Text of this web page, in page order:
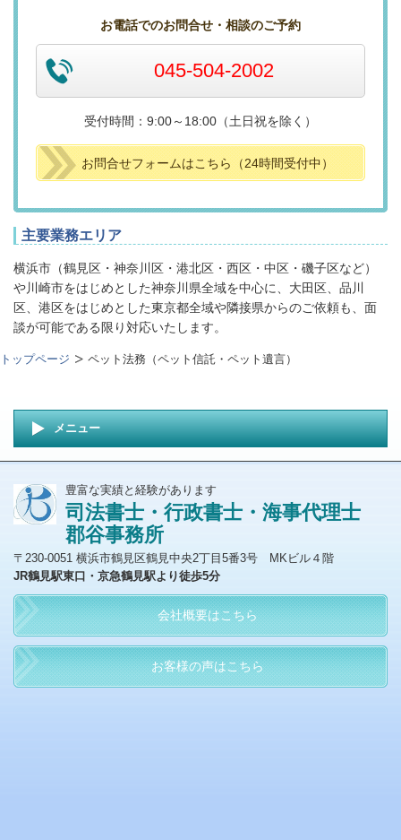
お電話でのお問合せ・相談のご予約
045-504-2002
受付時間：9:00～18:00（土日祝を除く）
お問合せフォームはこちら（24時間受付中）
主要業務エリア
横浜市（鶴見区・神奈川区・港北区・西区・中区・磯子区など）
や川崎市をはじめとした神奈川県全域を中心に、大田区、品川
区、港区をはじめとした東京都全域や隣接県からのご依頼も、面
談が可能である限り対応いたします。
トップページ ペット法務（ペット信託・ペット遺言）
メニュー
豊富な実績と経験があります
司法書士・行政書士・海事代理士
郡谷事務所
〒230-0051 横浜市鶴見区鶴見中央2丁目5番3号 MKビル４階
JR鶴見駅東口・京急鶴見駅より徒歩5分
会社概要はこちら
お客様の声はこちら